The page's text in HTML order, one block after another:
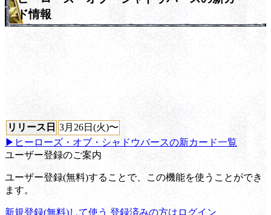
ド情報
リリース日 3月26日(火)〜
▶ヒーローズ・オブ・シャドウバースの新カード一覧
ユーザー登録のご案内
ユーザー登録(無料)することで、この機能を使うことができ
ます。
新規登録(無料)して使う 登録済みの方はログイン